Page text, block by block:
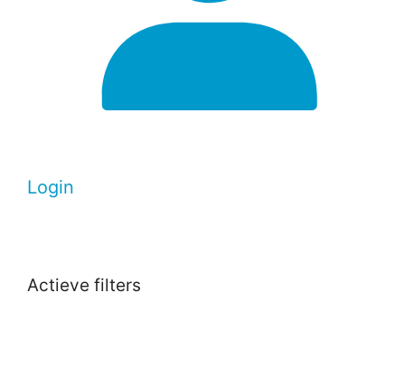
Login
Actieve filters